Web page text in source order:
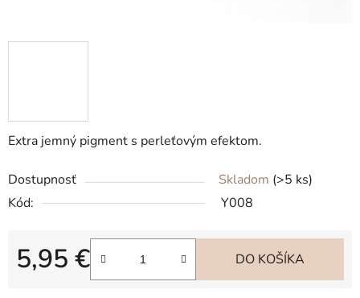
Extra jemný pigment s perleťovým efektom.
Dostupnosť Skladom (>5 ks)
Kód:
Y008
5,95 €
Jednotková cena:
DO KOŠÍKA